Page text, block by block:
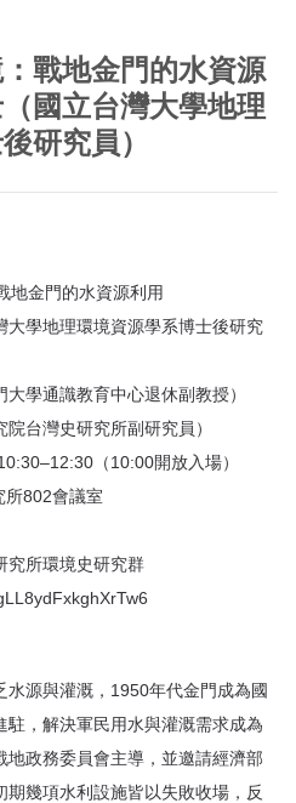
戰地金門的水資源
國立台灣大學地理
研究員）
金門的水資源利用
大學地理環境資源學系博士後研究
學通識教育中心退休副教授）
台灣史研究所副研究員）
（10:00開放入場）
802會議室
究所環境史研究群
源與灌溉，1950年代金門成為國
，解決軍民用水與灌溉需求成為
政務委員會主導，並邀請經濟部
幾項水利設施皆以失敗收場，反